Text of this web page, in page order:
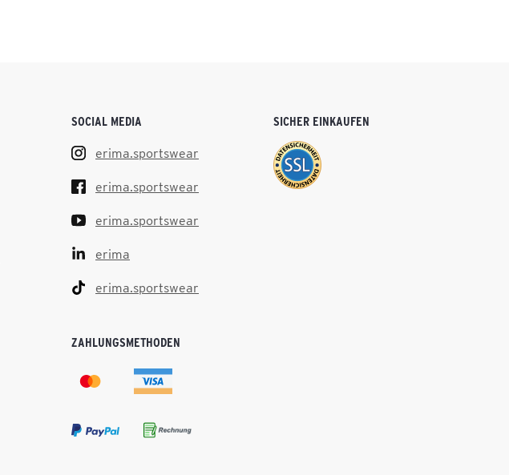
SOCIAL MEDIA
erima.sportswear
erima.sportswear
erima.sportswear
erima
erima.sportswear
ZAHLUNGSMETHODEN
SICHER EINKAUFEN